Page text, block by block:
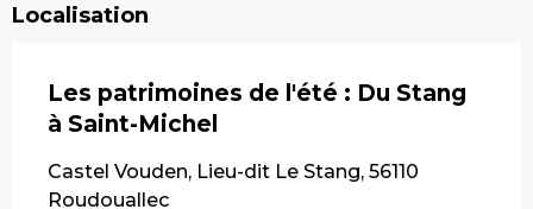
Localisation
Les patrimoines de l'été : Du Stang
à Saint-Michel
Castel Vouden, Lieu-dit Le Stang, 56110
Roudouallec